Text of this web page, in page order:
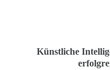
Künstliche